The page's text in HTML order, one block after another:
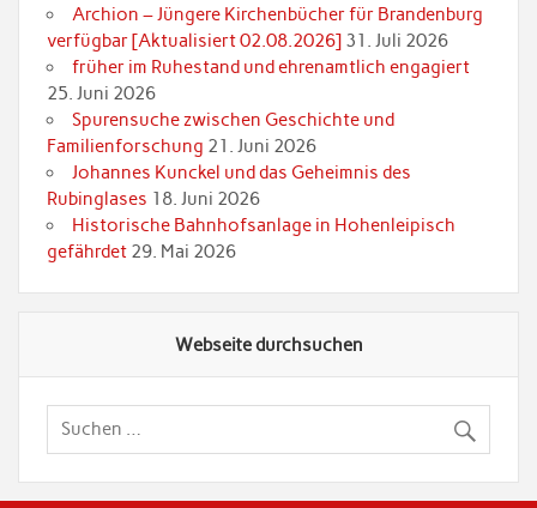
Archion – Jüngere Kirchenbücher für Brandenburg
verfügbar [Aktualisiert 02.08.2026] 31. Juli 2026
früher im Ruhestand und ehrenamtlich engagiert
25. Juni 2026
Spurensuche zwischen Geschichte und
Familienforschung 21. Juni 2026
Johannes Kunckel und das Geheimnis des
Rubinglases 18. Juni 2026
Historische Bahnhofsanlage in Hohenleipisch
gefährdet 29. Mai 2026
Webseite durchsuchen